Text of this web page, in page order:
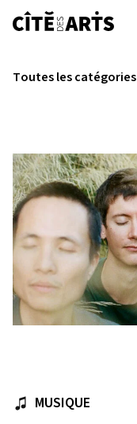
Toutes les catégories
MUSIQUE